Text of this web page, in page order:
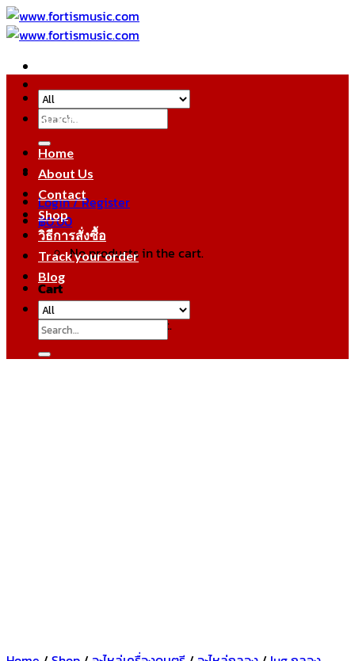
Skip
to
Search
for:
Login / Register
฿0.00
No products in the cart.
Cart
No products in the cart.
หมวดหมู่สินค้า
Home
About Us
Contact
Shop
วิธีการสั่งซื้อ
Track your order
Blog
Search
for: